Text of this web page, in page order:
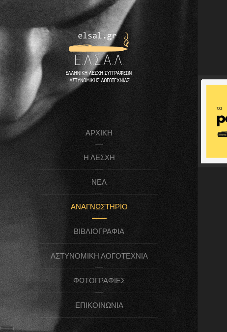
ΑΡΧΙΚΉ
Η ΛΈΣΧΗ
ΝΈΑ
ΑΝΑΓΝΩΣΤΉΡΙΟ
ΒΙΒΛΙΟΓΡΑΦΊΑ
ΑΣΤΥΝΟΜΙΚΉ ΛΟΓΟΤΕΧΝΊΑ
ΦΩΤΟΓΡΑΦΊΕΣ
ΕΠΙΚΟΙΝΩΝΊΑ